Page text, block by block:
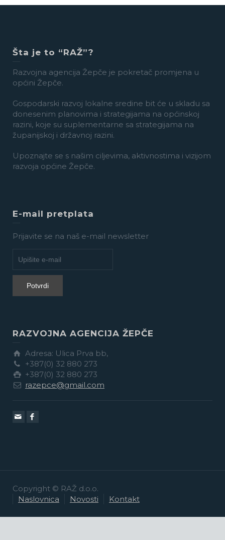
Šta je to “RAŽ”?
Razvojna agencija Žepče je pokretač promjena u
općini Žepče.
Gospodarski razvoj lokalne sredine bit će u skladu sa
donesenim planovima i strategijama na općinskoj
razini, koje su suplementarne sa strategijama na
županijskoj i državnoj razini.
Upoznajte se s našim ciljevima, aktivnostima i vizijom
razvoja općine Žepče.
E-mail pretplata
Prijavite se na naš e-mail newsletter
RAZVOJNA AGENCIJA ŽEPČE
Adresa: Ulica Prva bb,
+387(0) 32 880 273
+387(0) 32 880 273
razepce@gmail.com
Copyright © RAŽ d.o.o.
Naslovnica
Novosti Kontakt